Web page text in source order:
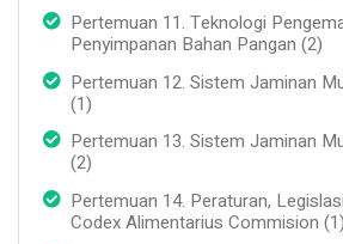
Pertemuan 11. Teknologi
Penyimpanan Bahan Pangan (2)
Pertemuan 12. Sistem Jaminan
(1)
Pertemuan 13. Sistem Jaminan
(2)
Pertemuan 14. Peraturan,
Codex Alimentarius Commision (1)